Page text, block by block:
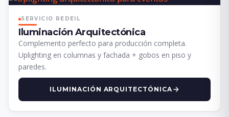
SERVICIO REDEIL
Iluminación Arquitectónica
Complemento perfecto para producción completa.
Uplighting en columnas y fachada + gobos en piso y
paredes.
ILUMINACIÓN ARQUITECTÓNICA